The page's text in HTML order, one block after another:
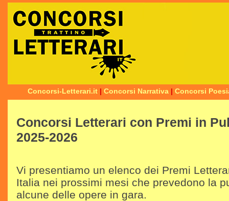
Concorsi-Letterari.it | Concorsi Narrativa | Concorsi
Concorsi Letterari con Premi in
2025-2026
Vi presentiamo un elenco dei Premi
Italia nei prossimi mesi che prevedono la
alcune delle opere in gara.